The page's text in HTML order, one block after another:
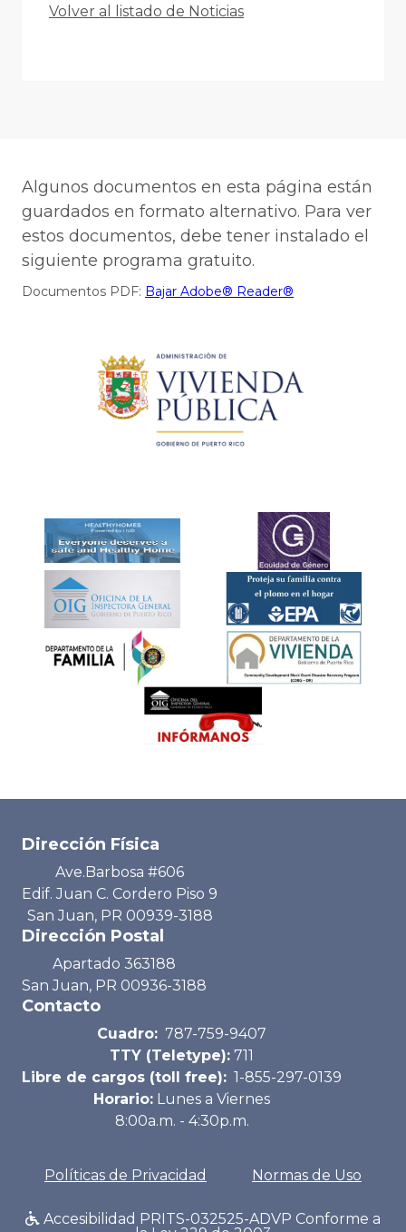
Volver al listado de Noticias
Algunos documentos en esta página están
guardados en formato alternativo. Para ver
estos documentos, debe tener instalado el
siguiente programa gratuito.
Documentos PDF: Bajar Adobe® Reader®
Dirección Física
Ave.Barbosa #606
Edif. Juan C. Cordero Piso 9
San Juan, PR 00939-3188
Dirección Postal
Apartado 363188
San Juan, PR 00936-3188
Contacto
Cuadro: 787-759-9407
TTY (Teletype): 711
Libre de cargos (toll free): 1-855-297-0139
Horario: Lunes a Viernes
8:00a.m. - 4:30p.m.
Políticas de Privacidad Normas de Uso
Accesibilidad PRITS-032525-ADVP Conforme a